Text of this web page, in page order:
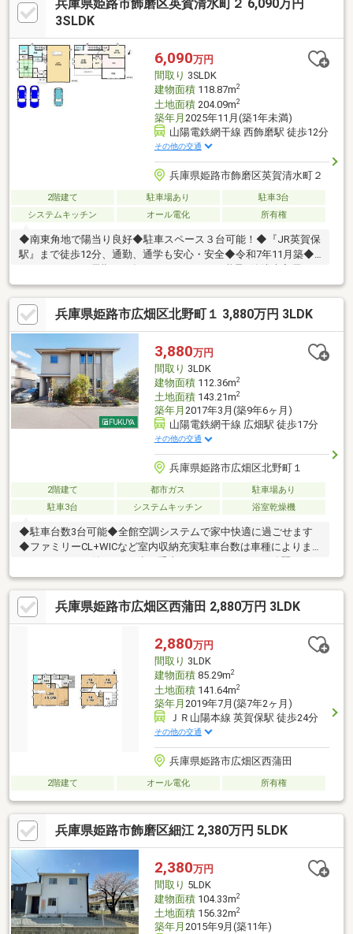
いたします。※所要時間は徒歩80m/分で算出しております。※本物
件は現況販売価格です。■ハウスドゥ中地南は、家を「売りた
にお届けします。ローン返済計画や家計の見直し相談も可能です
ので、ぜひご相談ください！
兵庫県姫路市飾磨区英賀清水町２ 6,090万円
3SLDK
6,090万円
間取り 3SLDK
建物面積118.87m2
土地面積204.09m2
築年月 2025年11月(築1年未満)
山陽電鉄網干線 西飾磨駅 徒歩12分
その他の交通
兵庫県姫路市飾磨区英賀清水町２
2階建て 駐車場あり
駐車3台
システムキッチン
オール電化 所有権
◆南東角地で陽当り良好◆駐車スペース３台可能！◆『JR英賀保
駅』まで徒歩12分、通勤、通学も安心・安全◆令和7年11月築◆
兵庫県姫路市広畑区北野町１ 3,880万円 3LDK
3,880万円
間取り 3LDK
建物面積112.36m2
土地面積143.21m2
築年月 2017年3月(築9年6ヶ月)
山陽電鉄網干線 広畑駅 徒歩17分
その他の交通
兵庫県姫路市広畑区北野町１
2階建て 都市ガス
駐車場あり
駐車3台
システムキッチン 浴室乾燥機
◆駐車台数3台可能◆全館空調システムで家中快適に過ごせます
◆ファミリーCL+WICなど室内収納充実駐車台数は車種によりま
い、リフォームのご相談もお気軽にお申し付けください。ご要望
に合わせたご提案をさせていただきます。
兵庫県姫路市広畑区西蒲田 2,880万円 3LDK
2,880万円
間取り 3LDK
建物面積85.29m2
土地面積141.64m2
築年月 2019年7月(築7年2ヶ月)
ＪＲ山陽本線 英賀保駅 徒歩24分
その他の交通
兵庫県姫路市広畑区西蒲田
2階建て オール電化 所有権
兵庫県姫路市飾磨区細江 2,380万円 5LDK
2,380万円
間取り 5LDK
建物面積104.33m2
土地面積156.32m2
築年月 2015年9月(築11年)